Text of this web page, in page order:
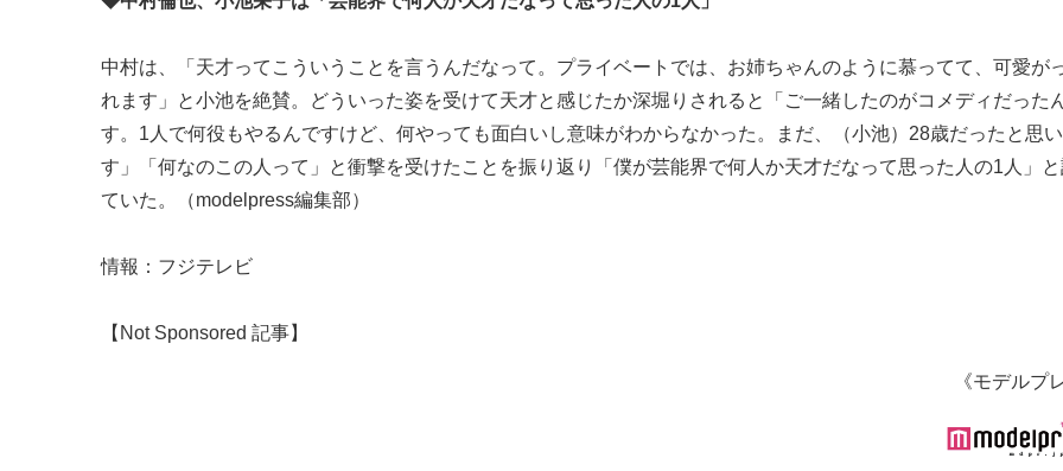
中村は、「天才ってこういうことを言うんだなって。プライベートでは、お姉ちゃんのように慕ってて、可愛が
れます」と小池を絶賛。どういった姿を受けて天才と感じたか深堀りされると「ご一緒したのがコメディだった
す。1人で何役もやるんですけど、何やっても面白いし意味がわからなかった。まだ、（小池）28歳だったと思
す」「何なのこの人って」と衝撃を受けたことを振り返り「僕が芸能界で何人か天才だなって思った人の1人」
ていた。（modelpress編集部）
情報：フジテレビ
【Not Sponsored 記事】
《モデルプ